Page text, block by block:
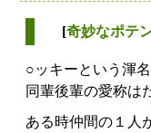
[奇妙なポテ
○ッキーという渾
同輩後輩の愛称は
ある時仲間の１人